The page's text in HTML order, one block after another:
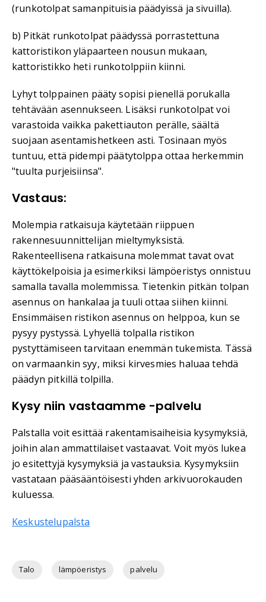
(runkotolpat samanpituisia päädyissä ja sivuilla).
b) Pitkät runkotolpat päädyssä porrastettuna
kattoristikon yläpaarteen nousun mukaan,
kattoristikko heti runkotolppiin kiinni.
Lyhyt tolppainen pääty sopisi pienellä porukalla
tehtävään asennukseen. Lisäksi runkotolpat voi
varastoida vaikka pakettiauton perälle, säältä
suojaan asentamishetkeen asti. Tosinaan myös
tuntuu, että pidempi päätytolppa ottaa herkemmin
"tuulta purjeisiinsa".
Vastaus:
Molempia ratkaisuja käytetään riippuen
rakennesuunnittelijan mieltymyksistä.
Rakenteellisena ratkaisuna molemmat tavat ovat
käyttökelpoisia ja esimerkiksi lämpöeristys onnistuu
samalla tavalla molemmissa. Tietenkin pitkän tolpan
asennus on hankalaa ja tuuli ottaa siihen kiinni.
Ensimmäisen ristikon asennus on helppoa, kun se
pysyy pystyssä. Lyhyellä tolpalla ristikon
pystyttämiseen tarvitaan enemmän tukemista. Tässä
on varmaankin syy, miksi kirvesmies haluaa tehdä
päädyn pitkillä tolpilla.
Kysy niin vastaamme -palvelu
Palstalla voit esittää rakentamisaiheisia kysymyksiä,
joihin alan ammattilaiset vastaavat. Voit myös lukea
jo esitettyjä kysymyksiä ja vastauksia. Kysymyksiin
vastataan pääsääntöisesti yhden arkivuorokauden
kuluessa.
Keskustelupalsta
Talo lämpöeristys palvelu